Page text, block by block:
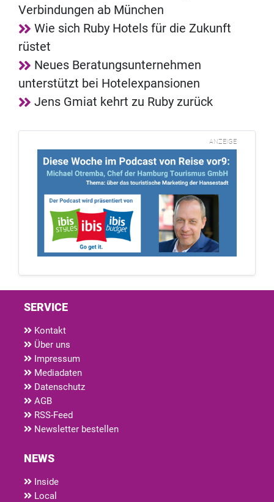
Verbindungen ab München
Wie sich Ruby Hotels für die Zukunft
rüstet
Neues Beratungsunternehmen
unterstützt bei Hotelexpansionen
Jens Gmiat kehrt zu Ruby zurück
ANZEIGE
SERVICE
Kontakt
Über uns
Impressum
Mediadaten
Datenschutz
AGB
RSS-Feed
Newsletter bestellen
NEWS
Inside
Local